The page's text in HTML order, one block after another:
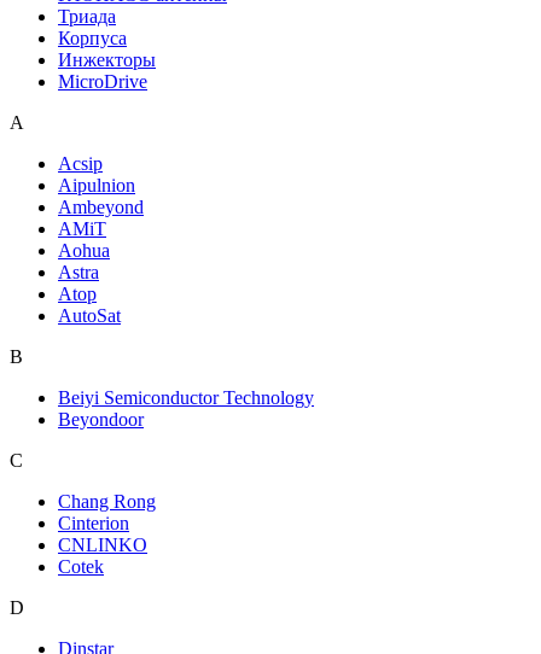
Триада
Корпуса
Инжекторы
MicroDrive
A
Acsip
Aipulnion
Ambeyond
AMiT
Aohua
Astra
Atop
AutoSat
B
Beiyi Semiconductor Technology
Beyondoor
C
Chang Rong
Cinterion
CNLINKO
Cotek
D
Dinstar